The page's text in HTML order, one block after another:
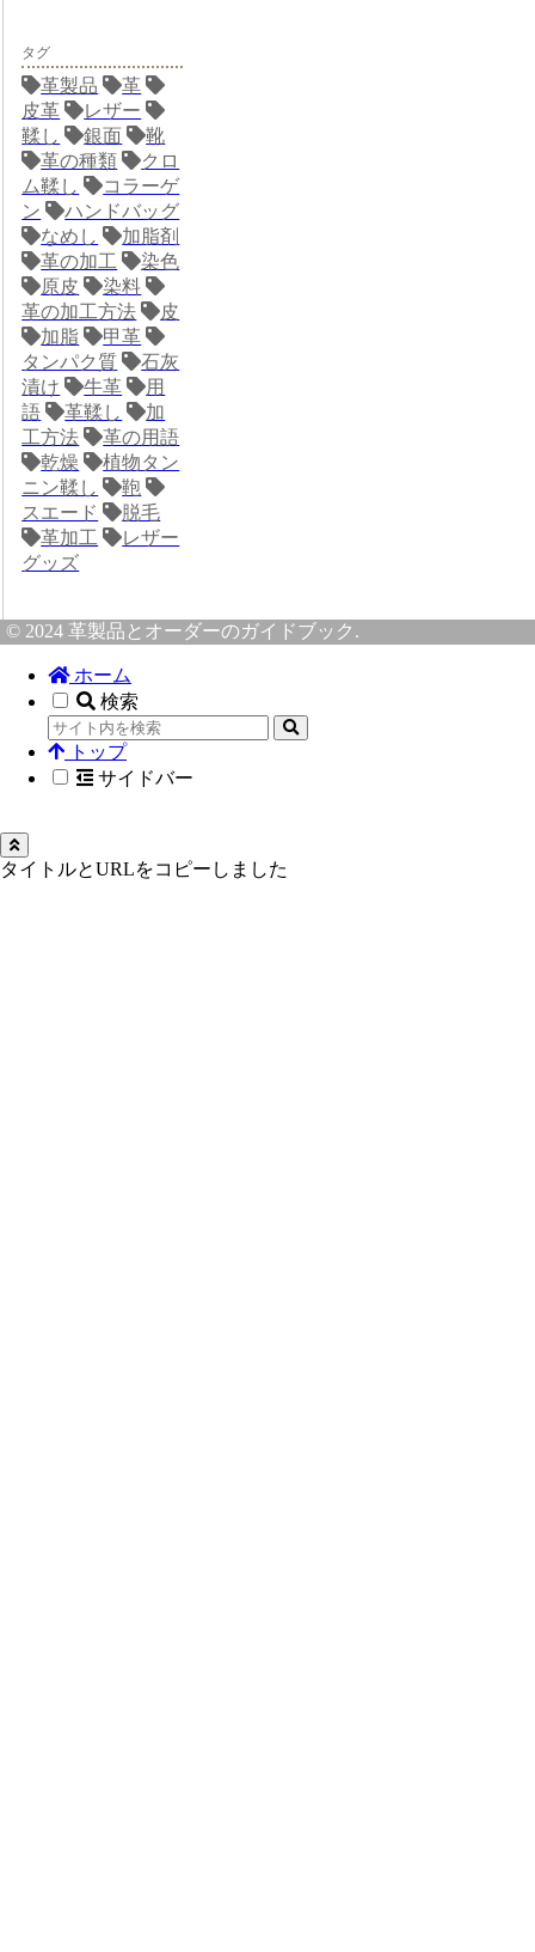
タグ
革製品
革
皮革
レザー
鞣し
銀面
靴
革の種類
クロ
ム鞣し
コラーゲ
ン
ハンドバッグ
なめし
加脂剤
革の加工
染色
原皮
染料
革の加工方法
皮
加脂
甲革
タンパク質
石灰
漬け
牛革
用
語
革鞣し
加
工方法
革の用語
乾燥
植物タン
ニン鞣し
鞄
スエード
脱毛
革加工
レザー
グッズ
© 2024 革製品とオーダーのガイドブック.
ホーム
検索
トップ
サイドバー
タイトルとURLをコピーしました